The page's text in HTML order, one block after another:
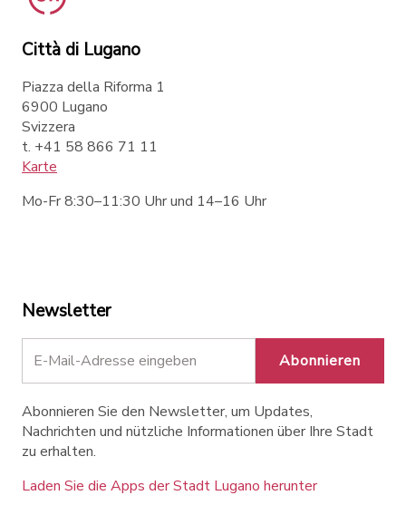
Città di Lugano
Piazza della Riforma 1
6900 Lugano
Svizzera
t. +41 58 866 71 11
Karte
Mo-Fr 8:30–11:30 Uhr und 14–16 Uhr
Newsletter
Abonnieren
Abonnieren Sie den Newsletter, um Updates,
Nachrichten und nützliche Informationen über Ihre Stadt
zu erhalten.
Laden Sie die Apps der Stadt Lugano herunter